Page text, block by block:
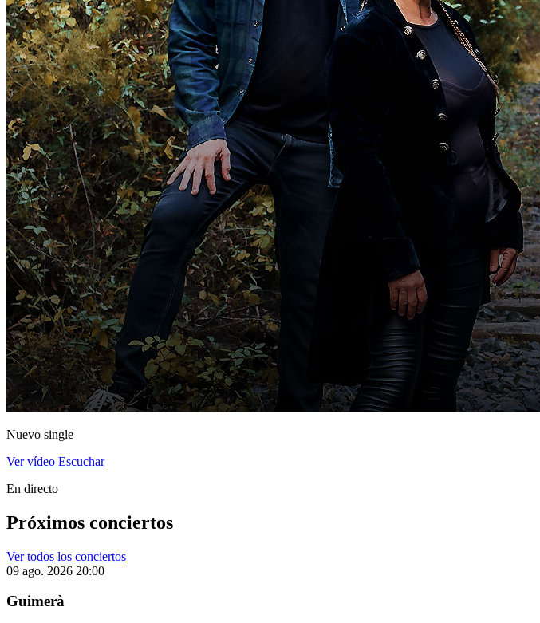
Nuevo single
Ver vídeo Escuchar
En directo
Próximos conciertos
Ver todos los conciertos
09 ago. 2026 20:00
Guimerà